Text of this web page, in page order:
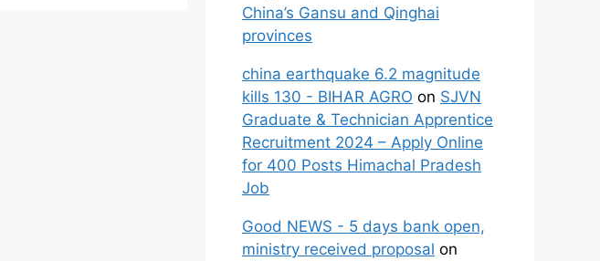
China’s Gansu and Qinghai
provinces
china earthquake 6.2 magnitude
kills 130 - BIHAR AGRO on SJVN
Graduate & Technician Apprentice
Recruitment 2024 – Apply Online
for 400 Posts Himachal Pradesh
Job
Good NEWS - 5 days bank open,
ministry received proposal on